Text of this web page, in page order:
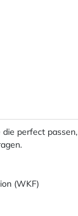
perfect passen,
(WKF)